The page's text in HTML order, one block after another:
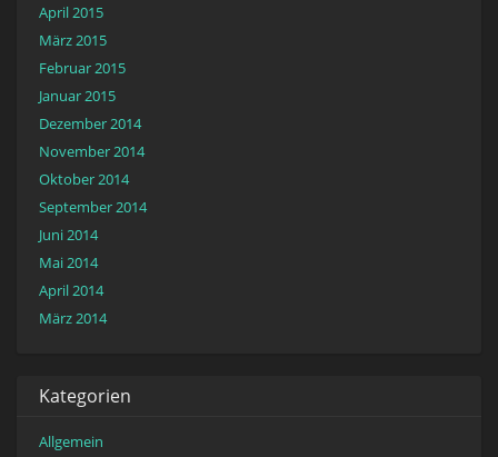
April 2015
März 2015
Februar 2015
Januar 2015
Dezember 2014
November 2014
Oktober 2014
September 2014
Juni 2014
Mai 2014
April 2014
März 2014
Kategorien
Allgemein